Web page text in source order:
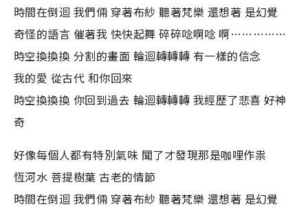
時間在倒迴 我們倆 穿著布紗 聽著梵樂 還想著 是幻覺
奇怪的語言 催著我 快快起舞 碎碎唸啊唸 啊……………
時空換換換 分割的畫面 輪迴轉轉轉 有一樣的信念
我的愛 從古代 和你回來
時空換換換 你回到過去 輪迴轉轉轉 我經歷了悲喜 好神
奇
好像每個人都有特別氣味 聞了才發現那是咖哩作祟
恆河水 菩提樹葉 古老的情節
時間在倒迴 我們倆 穿著布紗 聽著梵樂 還想著 是幻覺